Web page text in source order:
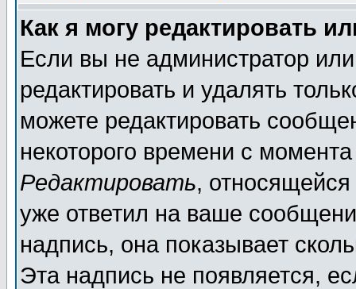
Как я могу редактировать
Если вы не администратор
редактировать и удалять
можете редактировать
некоторого времени с
Редактировать,
уже ответил на ваше
надпись, она показывает
Эта надпись не появляется,